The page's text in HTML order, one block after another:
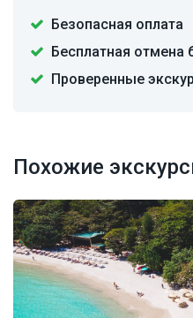
Безопасная оплата
Бесплатная отмена
Проверенные
Похожие